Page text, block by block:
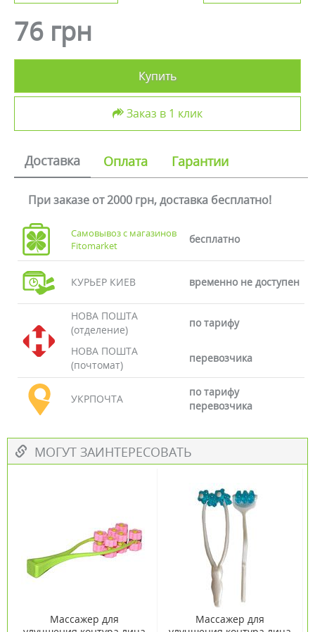
76 грн
Купить
Заказ в 1 клик
Доставка Оплата Гарантии
При заказе от 2000 грн, доставка бесплатно!
Самовывоз с магазинов
Fitomarket
бесплатно
КУРЬЕР КИЕВ временно не доступен
НОВА ПОШТА
(отделение)
по тарифу
НОВА ПОШТА
(почтомат)
перевозчика
УКРПОЧТА
по тарифу
перевозчика
МОГУТ ЗАИНТЕРЕСОВАТЬ
Массажер для
Массажер для